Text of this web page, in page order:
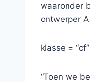
waaronder
ontwerper
klasse =
“Toen we